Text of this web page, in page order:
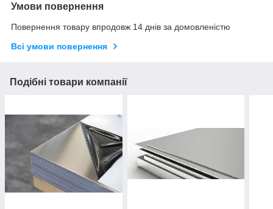
Умови повернення
Повернення товару впродовж 14 днів за домовленістю
Всі умови повернення
Подібні товари компанії